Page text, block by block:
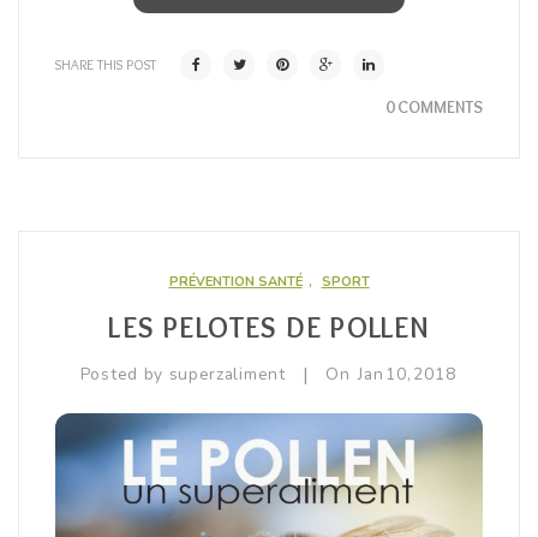
SHARE THIS POST
0 COMMENTS
PRÉVENTION SANTÉ , SPORT
LES PELOTES DE POLLEN
Posted by superzaliment | On Jan 10, 2018